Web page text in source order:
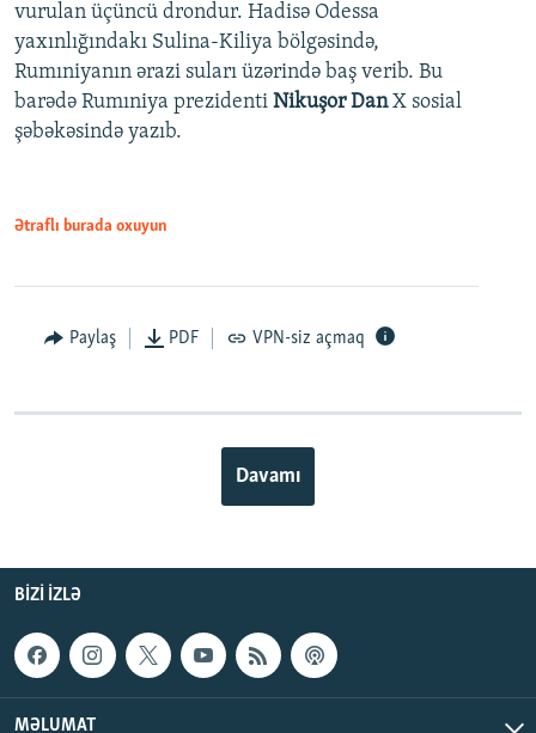
vurulan üçüncü drondur. Hadisə Odessa
yaxınlığındakı Sulina-Kiliya bölgəsində,
Rumıniyanın ərazi suları üzərində baş verib. Bu
barədə Rumıniya prezidenti Nikuşor DanX sosial
şəbəkəsində yazıb.
Ətraflı burada oxuyun
Paylaş PDF VPN-siz açmaq
Davamı
BIZI IZLƏ
MƏLUMAT